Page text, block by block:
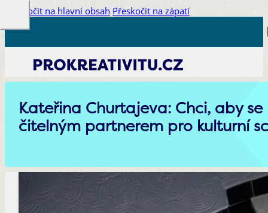
Přeskočit na hlavní obsah Přeskočit na zápatí
Kateřina Churtajeva: Chci, aby
čitelným partnerem pro kulturní